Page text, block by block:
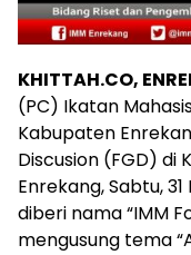
KHITTAH.CO,
(PC) Ikatan
Kabupaten
Discusion (FGD) di
Enrekang, Sabtu,
diberi nama “IMM
mengusung tema